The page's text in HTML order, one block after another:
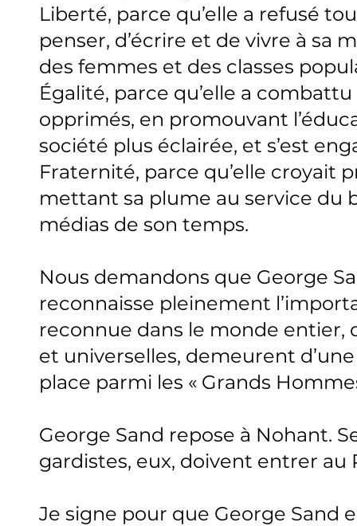
Liberté, parce qu’elle a refusé
penser, d’écrire et de vivre à sa
des femmes et des classes
Égalité, parce qu’elle a
opprimés, en promouvant
société plus éclairée, et s’est
Fraternité, parce qu’elle croyait
mettant sa plume au service du
médias de son temps.
Nous demandons que George
reconnaisse pleinement
reconnue dans le monde
et universelles, demeurent
place parmi les « Grands
George Sand repose à Nohant.
gardistes, eux, doivent entrer au
Je signe pour que George Sand